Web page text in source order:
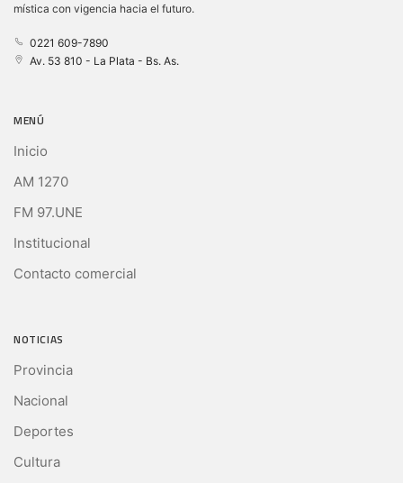
mística con vigencia hacia el futuro.
0221 609-7890
Av. 53 810 - La Plata - Bs. As.
MENÚ
Inicio
AM 1270
FM 97.UNE
Institucional
Contacto comercial
NOTICIAS
Provincia
Nacional
Deportes
Cultura